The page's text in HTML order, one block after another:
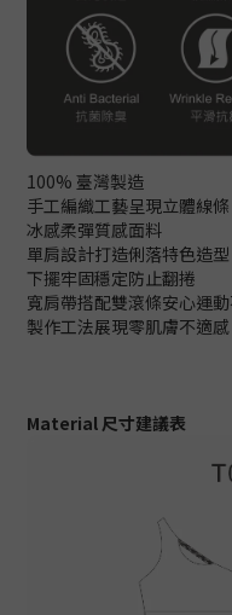
100% 臺灣製造
手工編織工藝呈現立體線條
冰感柔彈質感面料
單肩設計打造俐落特色造型
下擺牢固穩定防止翻捲
寬肩帶搭配雙滾條安心運
製作工法展現零肌膚不適
Material 尺寸建議表